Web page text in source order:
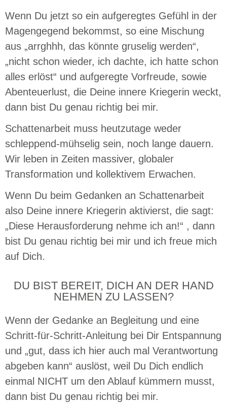
Wenn Du jetzt so ein aufgeregtes Gefühl in der
Magengegend bekommst, so eine Mischung
aus „arrghhh, das könnte gruselig werden“,
„nicht schon wieder, ich dachte, ich hatte schon
alles erlöst“ und aufgeregte Vorfreude, sowie
Abenteuerlust, die Deine innere Kriegerin weckt,
dann bist Du genau richtig bei mir.
Schattenarbeit muss heutzutage weder
schleppend-mühselig sein, noch lange dauern.
Wir leben in Zeiten massiver, globaler
Transformation und kollektivem Erwachen.
Wenn Du beim Gedanken an Schattenarbeit
also Deine innere Kriegerin aktivierst, die sagt:
„Diese Herausforderung nehme ich an!“ , dann
bist Du genau richtig bei mir und ich freue mich
auf Dich.
DU BIST BEREIT, DICH AN DER HAND
NEHMEN ZU LASSEN?
Wenn der Gedanke an Begleitung und eine
Schritt-für-Schritt-Anleitung bei Dir Entspannung
und „gut, dass ich hier auch mal Verantwortung
abgeben kann“ auslöst, weil Du Dich endlich
einmal NICHT um den Ablauf kümmern musst,
dann bist Du genau richtig bei mir.